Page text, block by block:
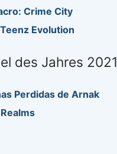
Crime City
Evolution
des Jahres 2021
Perdidas de Arnak